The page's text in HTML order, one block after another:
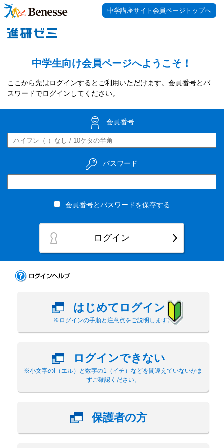
中学講座サイト会員ページトップへ
中学生向け会員ページへようこそ！
ここから先はログインするとご利用いただけます。会員番号とパ
スワードでログインしてください。
会員番号
パスワード
会員番号とパスワードを保存する
ログイン
はじめてログイン
※ログインの手順と注意点をご説明します。
ログインできない
※小文字のl（エル）と数字の1（イチ）などを間違えていないかま
ずご確認ください。
保護者の方